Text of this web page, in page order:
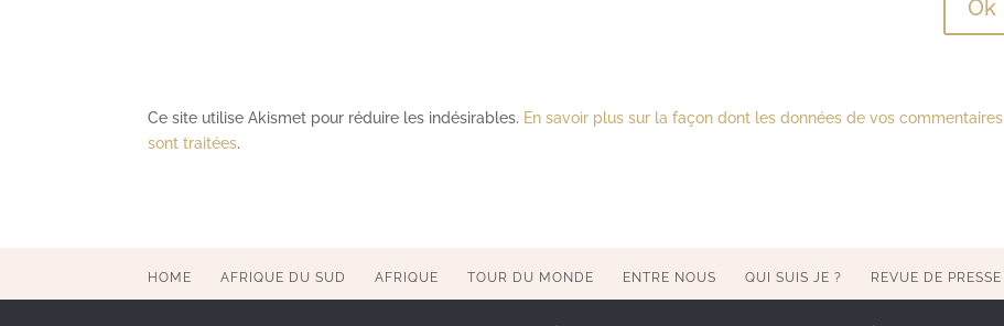
Ce site utilise Akismet pour réduire les indésirables. En savoir plus sur la façon dont les données de vos commentaires
sont traitées.
HOME AFRIQUE DU SUD AFRIQUE TOUR DU MONDE ENTRE NOUS QUI SUIS JE ? REVUE DE PRESSE